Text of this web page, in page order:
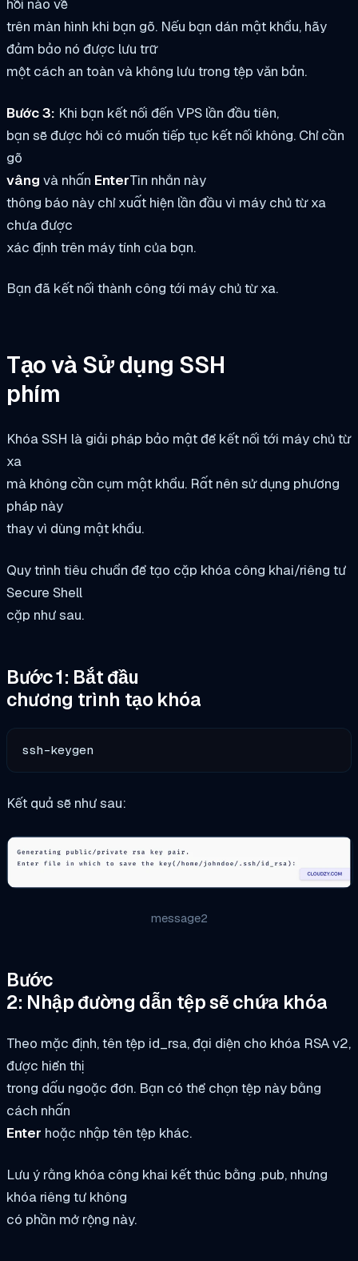
hồi nào về
trên màn hình khi bạn gõ. Nếu bạn dán mật khẩu, hãy
đảm bảo nó được lưu trữ
một cách an toàn và không lưu trong tệp văn bản.
Bước 3: Khi bạn kết nối đến VPS lần đầu tiên,
bạn sẽ được hỏi có muốn tiếp tục kết nối không. Chỉ cần
gõ
vâng và nhấn EnterTin nhắn này
thông báo này chỉ xuất hiện lần đầu vì máy chủ từ xa
chưa được
xác định trên máy tính của bạn.
Bạn đã kết nối thành công tới máy chủ từ xa.
Tạo và Sử dụng SSH
phím
Khóa SSH là giải pháp bảo mật để kết nối tới máy chủ từ
xa
mà không cần cụm mật khẩu. Rất nên sử dụng phương
pháp này
thay vì dùng mật khẩu.
Quy trình tiêu chuẩn để tạo cặp khóa công khai/riêng tư
Secure Shell
cặp như sau.
Bước 1: Bắt đầu
chương trình tạo khóa
ssh-keygen
Kết quả sẽ như sau:
message2
Bước
2: Nhập đường dẫn tệp sẽ chứa khóa
Theo mặc định, tên tệp id_rsa, đại diện cho khóa RSA v2,
được hiển thị
trong dấu ngoặc đơn. Bạn có thể chọn tệp này bằng
cách nhấn
Enter hoặc nhập tên tệp khác.
Lưu ý rằng khóa công khai kết thúc bằng .pub, nhưng
khóa riêng tư không
có phần mở rộng này.